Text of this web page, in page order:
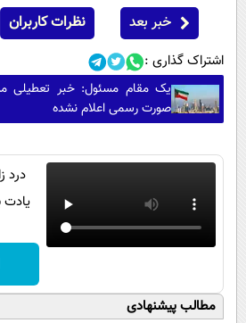
خبر بعد نظرات کاربران
اشتراک گذاری :
یک مقام مسئول: خبر تعطیلی
صورت رسمی اعلام نشده
درد
مطالب پیشنهادی